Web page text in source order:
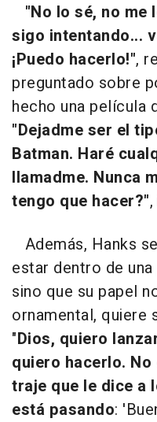
"No lo sé, no me
sigo intentando...
¡Puedo hacerlo!",
preguntado sobre
hecho una película
"Dejadme ser el
Batman. Haré
llamadme. Nunca
tengo que hacer?"
Además, Hanks
estar dentro de
sino que su papel
ornamental, quiere
"Dios, quiero
quiero hacerlo.
traje que le dice a
está pasando: